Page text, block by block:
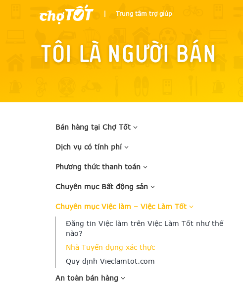
Trung tâm trợ giúp
Tôi là người bán
Bán hàng tại Chợ Tốt
Dịch vụ có tính phí
Phương thức thanh toán
Chuyên mục Bất động sản
Chuyên mục Việc làm – Việc Làm Tốt
Đăng tin Việc làm trên Việc Làm Tốt như thế
nào?
Nhà Tuyển dụng xác thực
Quy định Vieclamtot.com
An toàn bán hàng